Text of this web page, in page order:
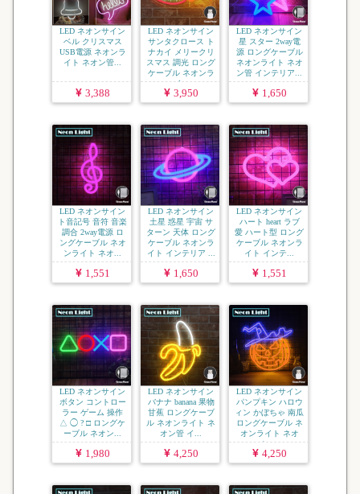
LED ネオンサイン
ベル クリスマス
USB電源 ネオンラ
イト ネオン管...
3,388
LED ネオンサイン
サンタクロース ト
ナカイ メリークリ
スマス 調光 ロング
ケーブル ネオンラ
イ...
3,950
LED ネオンサイン
星 スター 2way電
源 ロングケーブル
ネオンライト ネオ
ン管 インテリア...
1,650
LED ネオンサイン
ト音記号 音符 音楽
調合 2way電源 ロ
ングケーブル ネオ
ンライト ネオ...
1,551
LED ネオンサイン
土星 惑星 宇宙 サ
ターン 天体 ロング
ケーブル ネオンラ
イト インテリア ...
1,650
LED ネオンサイン
ハート heart ラブ
愛 ハート型 ロング
ケーブル ネオンラ
イト インテ...
1,551
LED ネオンサイン
ボタン コントロー
ラー ゲーム 操作
△ ◯ ? □ ロングケ
ーブル ネオン...
1,980
LED ネオンサイン
バナナ banana 果物
甘蕉 ロングケーブ
ル ネオンライト ネ
オン管 イ...
4,250
LED ネオンサイン
パンプキン ハロウ
ィン かぼちゃ 南瓜
ロングケーブル ネ
オンライト ネオ
ン...
4,250